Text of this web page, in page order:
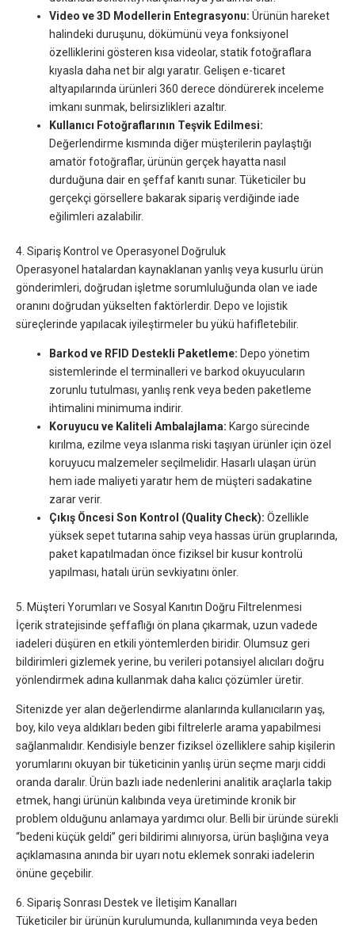
Video ve 3D Modellerin Entegrasyonu: Ürünün hareket
halindeki duruşunu, dökümünü veya fonksiyonel
özelliklerini gösteren kısa videolar, statik fotoğraflara
kıyasla daha net bir algı yaratır. Gelişen e-ticaret
altyapılarında ürünleri 360 derece döndürerek inceleme
imkanı sunmak, belirsizlikleri azaltır.
Kullanıcı Fotoğraflarının Teşvik Edilmesi:
Değerlendirme kısmında diğer müşterilerin paylaştığı
amatör fotoğraflar, ürünün gerçek hayatta nasıl
durduğuna dair en şeffaf kanıtı sunar. Tüketiciler bu
gerçekçi görsellere bakarak sipariş verdiğinde iade
eğilimleri azalabilir.
4. Sipariş Kontrol ve Operasyonel Doğruluk
Operasyonel hatalardan kaynaklanan yanlış veya kusurlu ürün
gönderimleri, doğrudan işletme sorumluluğunda olan ve iade
oranını doğrudan yükselten faktörlerdir. Depo ve lojistik
süreçlerinde yapılacak iyileştirmeler bu yükü hafifletebilir.
Barkod ve RFID Destekli Paketleme: Depo yönetim
sistemlerinde el terminalleri ve barkod okuyucuların
zorunlu tutulması, yanlış renk veya beden paketleme
ihtimalini minimuma indirir.
Koruyucu ve Kaliteli Ambalajlama: Kargo sürecinde
kırılma, ezilme veya ıslanma riski taşıyan ürünler için özel
koruyucu malzemeler seçilmelidir. Hasarlı ulaşan ürün
hem iade maliyeti yaratır hem de müşteri sadakatine
zarar verir.
Çıkış Öncesi Son Kontrol (Quality Check): Özellikle
yüksek sepet tutarına sahip veya hassas ürün gruplarında,
paket kapatılmadan önce fiziksel bir kusur kontrolü
yapılması, hatalı ürün sevkiyatını önler.
5. Müşteri Yorumları ve Sosyal Kanıtın Doğru Filtrelenmesi
İçerik stratejisinde şeffaflığı ön plana çıkarmak, uzun vadede
iadeleri düşüren en etkili yöntemlerden biridir. Olumsuz geri
bildirimleri gizlemek yerine, bu verileri potansiyel alıcıları doğru
yönlendirmek adına kullanmak daha kalıcı çözümler üretir.
Sitenizde yer alan değerlendirme alanlarında kullanıcıların yaş,
boy, kilo veya aldıkları beden gibi filtrelerle arama yapabilmesi
sağlanmalıdır. Kendisiyle benzer fiziksel özelliklere sahip kişilerin
yorumlarını okuyan bir tüketicinin yanlış ürün seçme marjı ciddi
oranda daralır. Ürün bazlı iade nedenlerini analitik araçlarla takip
etmek, hangi ürünün kalıbında veya üretiminde kronik bir
problem olduğunu anlamaya yardımcı olur. Belli bir üründe sürekli
“bedeni küçük geldi” geri bildirimi alınıyorsa, ürün başlığına veya
açıklamasına anında bir uyarı notu eklemek sonraki iadelerin
önüne geçebilir.
6. Sipariş Sonrası Destek ve İletişim Kanalları
Tüketiciler bir ürünün kurulumunda, kullanımında veya beden